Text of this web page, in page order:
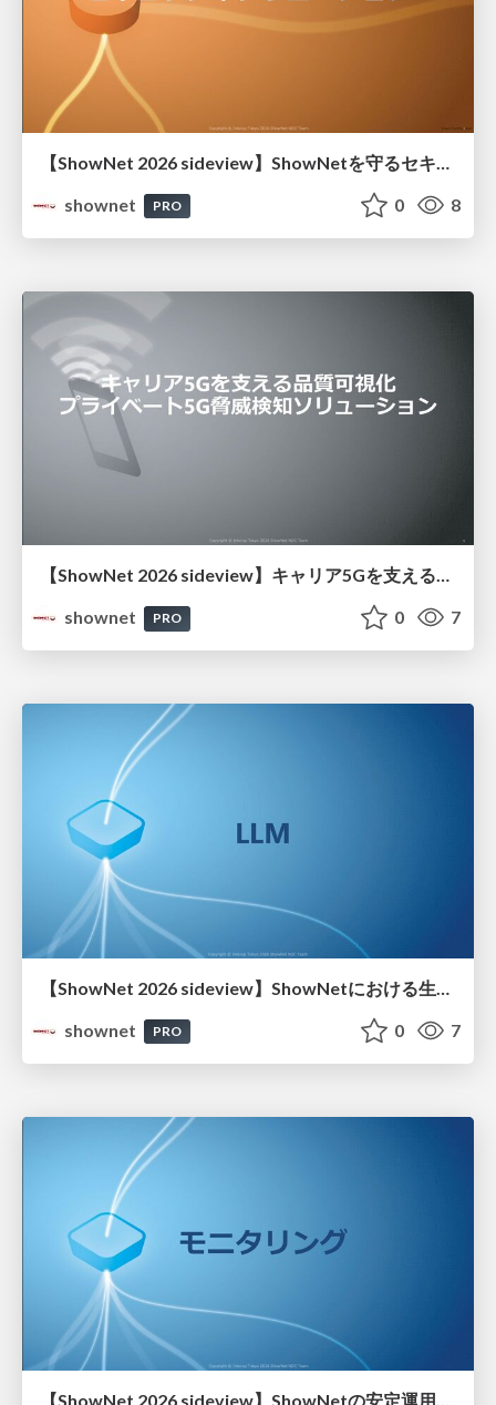
【ShowNet 2026 sideview】ShowNetを守るセキュリティソリューション
shownet
PRO 0 8
【ShowNet 2026 sideview】キャリア5Gを支える品質可視化 プライベート5G脅威検知ソリューション
shownet
PRO 0 7
【ShowNet 2026 sideview】ShowNetにおける生成AIの活用とデモンストレーション ShowNet MCP Festa
shownet
PRO 0 7